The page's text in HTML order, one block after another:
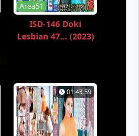
Area51
ISD-146 Doki
Lesbian 47... (2023)
01:43:59